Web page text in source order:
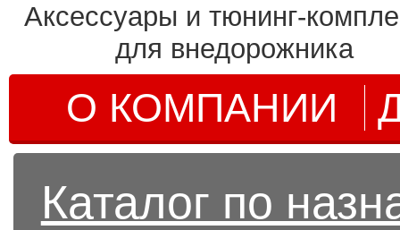
Аксессуары и тюнинг-
для внедорожника
О КОМПАНИИ
Каталог по